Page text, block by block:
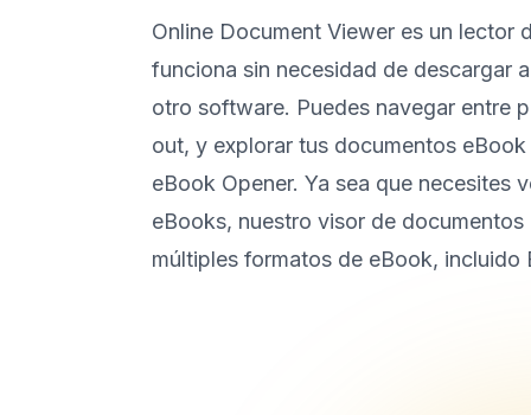
Online Document Viewer es un lector
funciona sin necesidad de descargar
otro software. Puedes navegar entre
out, y explorar tus documentos
eBook Opener. Ya sea que necesites
eBooks, nuestro visor de documentos
múltiples formatos de eBook, incluido